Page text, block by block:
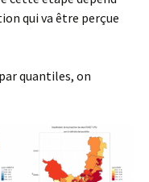
qui va être perçue
quantiles, on